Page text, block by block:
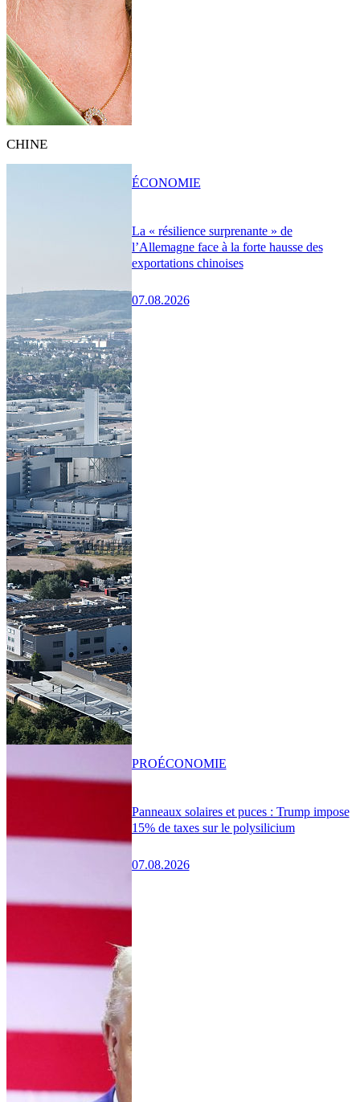
CHINE
La « résilience surprenante » de
l’Allemagne face à la forte hausse des
exportations chinoises
07.08.2026
ÉCONOMIE
Panneaux solaires et puces : Trump impose
15% de taxes sur le polysilicium
07.08.2026
PROÉCONOMIE